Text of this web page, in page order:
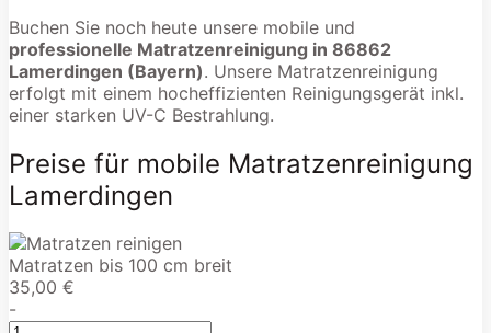
Buchen Sie noch heute unsere mobile und
professionelle Matratzenreinigung in 86862
Lamerdingen (Bayern). Unsere Matratzenreinigung
erfolgt mit einem hocheffizienten Reinigungsgerät inkl.
einer starken UV-C Bestrahlung.
Preise für mobile Matratzenreinigung
Lamerdingen
Matratzen bis 100 cm breit
35,00 €
-